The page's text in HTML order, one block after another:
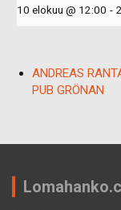
10 elokuu @ 12:00 -
ANDREAS
PUB GRÖNAN